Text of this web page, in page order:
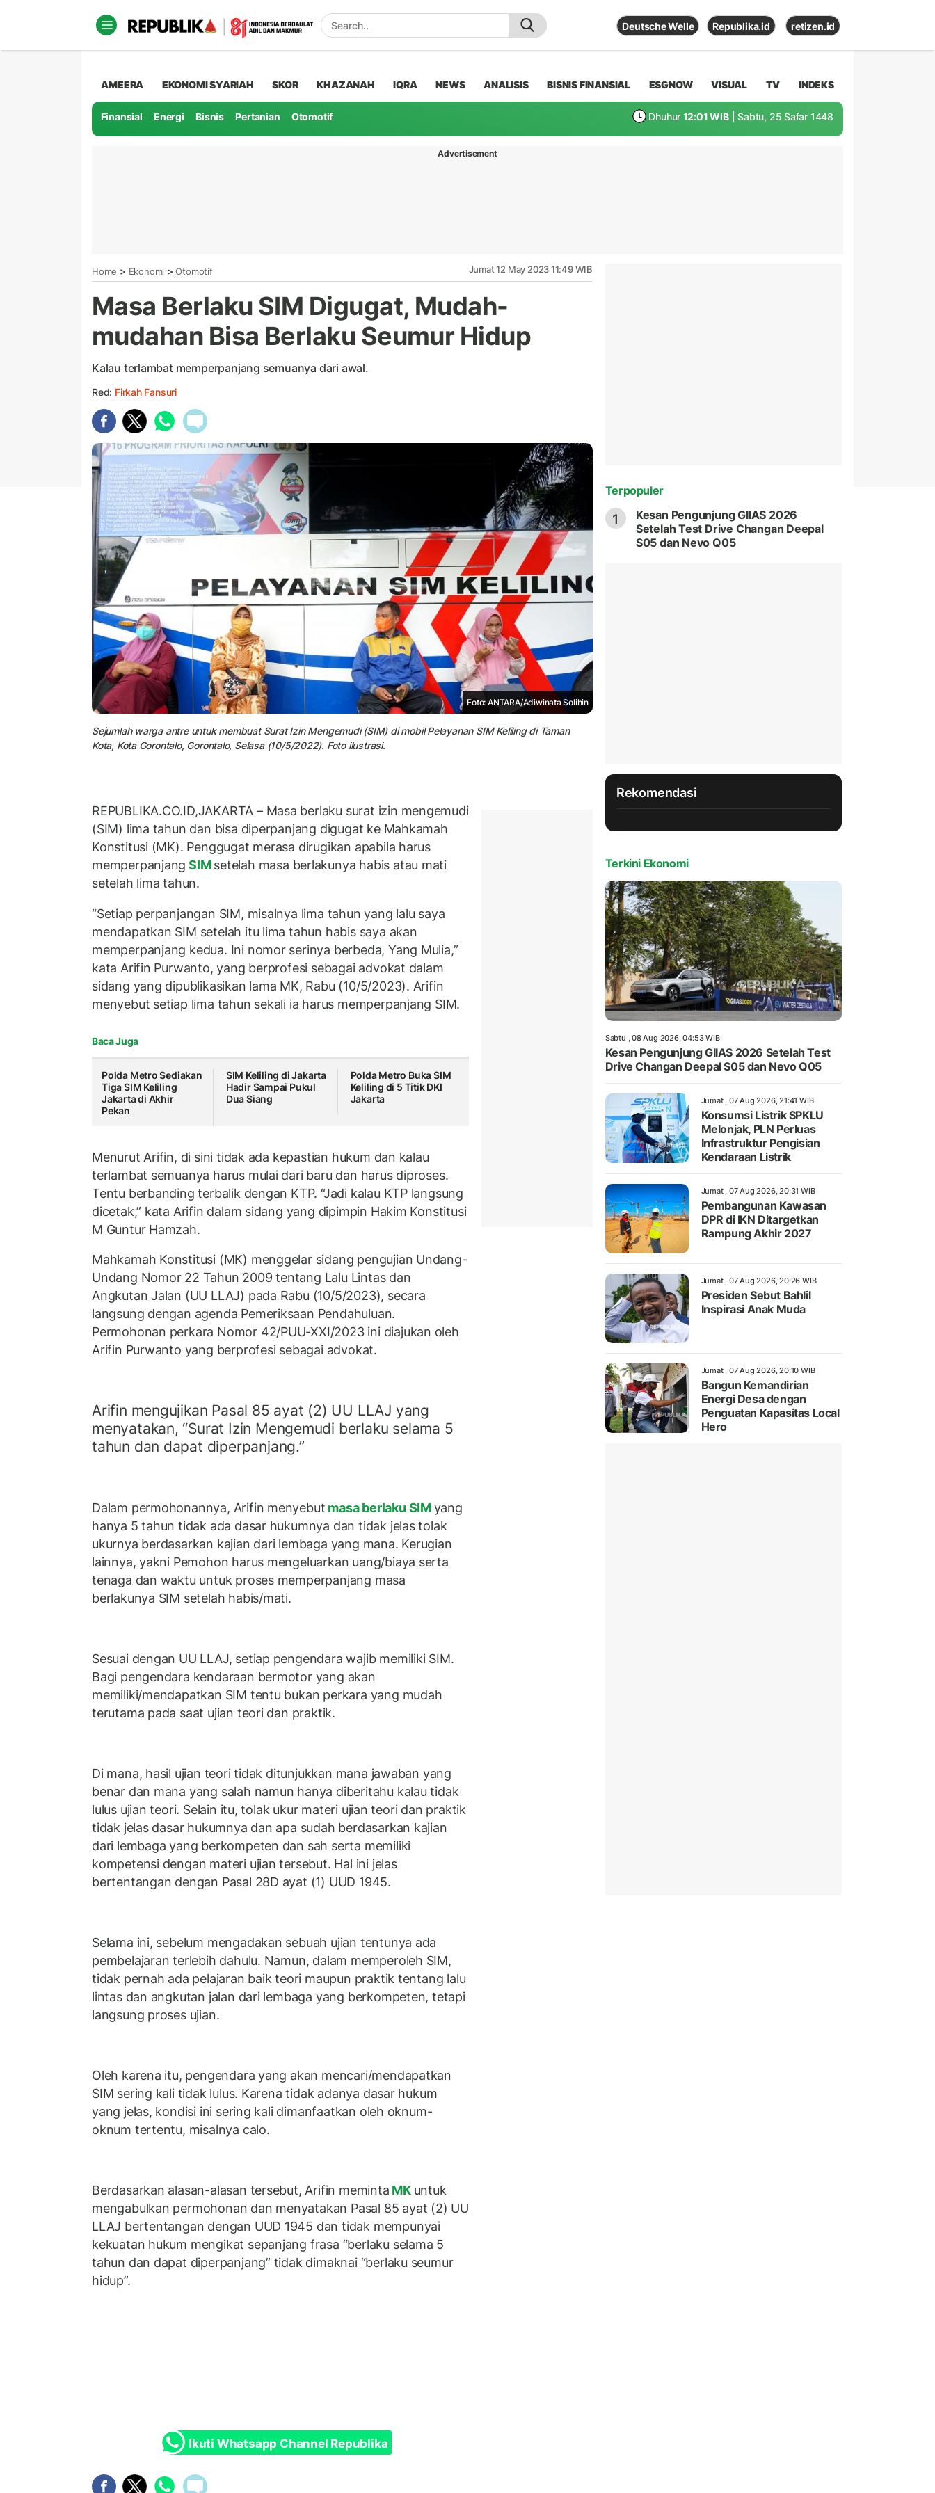
Deutsche Welle Republika.id retizen.id
AMEERA EKONOMI SYARIAH SKOR KHAZANAH IQRA NEWS ANALISIS BISNIS FINANSIAL ESGNOW VISUAL TV INDEKS
Finansial Energi Bisnis Pertanian Otomotif Dhuhur 12:01 WIB | Sabtu, 25 Safar 1448
Advertisement
Home > Ekonomi > Otomotif Jumat 12 May 2023 11:49 WIB
Masa Berlaku SIM Digugat, Mudah-
mudahan Bisa Berlaku Seumur Hidup
Kalau terlambat memperpanjang semuanya dari awal.
Red: Firkah Fansuri
Foto: ANTARA/Adiwinata Solihin
Sejumlah warga antre untuk membuat Surat Izin Mengemudi (SIM) di mobil Pelayanan SIM Keliling di Taman
Kota, Kota Gorontalo, Gorontalo, Selasa (10/5/2022). Foto ilustrasi.
REPUBLIKA.CO.ID,JAKARTA – Masa berlaku surat izin mengemudi
(SIM) lima tahun dan bisa diperpanjang digugat ke Mahkamah
Konstitusi (MK). Penggugat merasa dirugikan apabila harus
memperpanjang SIMsetelah masa berlakunya habis atau mati
setelah lima tahun.
“Setiap perpanjangan SIM, misalnya lima tahun yang lalu saya
mendapatkan SIM setelah itu lima tahun habis saya akan
memperpanjang kedua. Ini nomor serinya berbeda, Yang Mulia,”
kata Arifin Purwanto, yang berprofesi sebagai advokat dalam
sidang yang dipublikasikan lama MK, Rabu (10/5/2023). Arifin
menyebut setiap lima tahun sekali ia harus memperpanjang SIM.
Baca Juga
Polda Metro Sediakan
Tiga SIM Keliling
Jakarta di Akhir
Pekan
SIM Keliling di Jakarta
Hadir Sampai Pukul
Dua Siang
Polda Metro Buka SIM
Keliling di 5 Titik DKI
Jakarta
Menurut Arifin, di sini tidak ada kepastian hukum dan kalau
terlambat semuanya harus mulai dari baru dan harus diproses.
Tentu berbanding terbalik dengan KTP. “Jadi kalau KTP langsung
dicetak,” kata Arifin dalam sidang yang dipimpin Hakim Konstitusi
M Guntur Hamzah.
Mahkamah Konstitusi (MK) menggelar sidang pengujian Undang-
Undang Nomor 22 Tahun 2009 tentang Lalu Lintas dan
Angkutan Jalan (UU LLAJ) pada Rabu (10/5/2023), secara
langsung dengan agenda Pemeriksaan Pendahuluan.
Permohonan perkara Nomor 42/PUU-XXI/2023 ini diajukan oleh
Arifin Purwanto yang berprofesi sebagai advokat.
Arifin mengujikan Pasal 85 ayat (2) UU LLAJ yang
menyatakan, “Surat Izin Mengemudi berlaku selama 5
tahun dan dapat diperpanjang.”
Dalam permohonannya, Arifin menyebut masa berlaku SIMyang
hanya 5 tahun tidak ada dasar hukumnya dan tidak jelas tolak
ukurnya berdasarkan kajian dari lembaga yang mana. Kerugian
lainnya, yakni Pemohon harus mengeluarkan uang/biaya serta
tenaga dan waktu untuk proses memperpanjang masa
berlakunya SIM setelah habis/mati.
Sesuai dengan UU LLAJ, setiap pengendara wajib memiliki SIM.
Bagi pengendara kendaraan bermotor yang akan
memiliki/mendapatkan SIM tentu bukan perkara yang mudah
terutama pada saat ujian teori dan praktik.
Di mana, hasil ujian teori tidak ditunjukkan mana jawaban yang
benar dan mana yang salah namun hanya diberitahu kalau tidak
lulus ujian teori. Selain itu, tolak ukur materi ujian teori dan praktik
tidak jelas dasar hukumnya dan apa sudah berdasarkan kajian
dari lembaga yang berkompeten dan sah serta memiliki
kompetensi dengan materi ujian tersebut. Hal ini jelas
bertentangan dengan Pasal 28D ayat (1) UUD 1945.
Selama ini, sebelum mengadakan sebuah ujian tentunya ada
pembelajaran terlebih dahulu. Namun, dalam memperoleh SIM,
tidak pernah ada pelajaran baik teori maupun praktik tentang lalu
lintas dan angkutan jalan dari lembaga yang berkompeten, tetapi
langsung proses ujian.
Oleh karena itu, pengendara yang akan mencari/mendapatkan
SIM sering kali tidak lulus. Karena tidak adanya dasar hukum
yang jelas, kondisi ini sering kali dimanfaatkan oleh oknum-
oknum tertentu, misalnya calo.
Berdasarkan alasan-alasan tersebut, Arifin meminta MK untuk
mengabulkan permohonan dan menyatakan Pasal 85 ayat (2) UU
LLAJ bertentangan dengan UUD 1945 dan tidak mempunyai
kekuatan hukum mengikat sepanjang frasa “berlaku selama 5
tahun dan dapat diperpanjang” tidak dimaknai “berlaku seumur
hidup”.
Ikuti Whatsapp Channel Republika
Terpopuler
1
Kesan Pengunjung GIIAS 2026
Setelah Test Drive Changan Deepal
S05 dan Nevo Q05
Rekomendasi
Terkini Ekonomi
Sabtu , 08 Aug 2026, 04:53 WIB
Kesan Pengunjung GIIAS 2026 Setelah Test
Drive Changan Deepal S05 dan Nevo Q05
Jumat , 07 Aug 2026, 21:41 WIB
Konsumsi Listrik SPKLU
Melonjak, PLN Perluas
Infrastruktur Pengisian
Kendaraan Listrik
Jumat , 07 Aug 2026, 20:31 WIB
Pembangunan Kawasan
DPR di IKN Ditargetkan
Rampung Akhir 2027
Jumat , 07 Aug 2026, 20:26 WIB
Presiden Sebut Bahlil
Inspirasi Anak Muda
Jumat , 07 Aug 2026, 20:10 WIB
Bangun Kemandirian
Energi Desa dengan
Penguatan Kapasitas Local
Hero